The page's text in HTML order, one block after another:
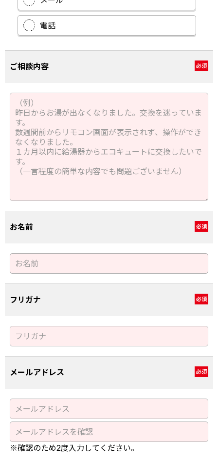
電話
ご相談内容 必須
お名前 必須
フリガナ 必須
メールアドレス 必須
※確認のため2度入力してください。